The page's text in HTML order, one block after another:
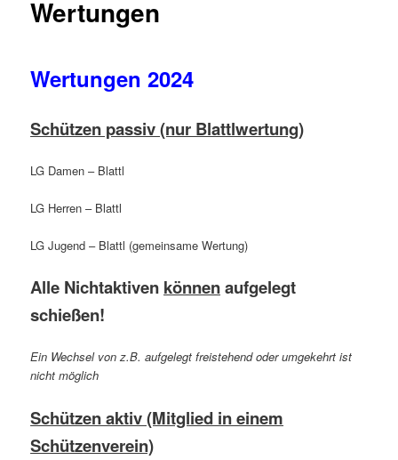
Wertungen
Wertungen 2024
Schützen passiv(nur Blattlwertung)
LG Damen – Blattl
LG Herren – Blattl
LG Jugend – Blattl (gemeinsame Wertung)
Alle Nichtaktiven könnenaufgelegt
schießen!
Ein Wechsel von z.B. aufgelegt freistehend oder umgekehrt ist
nicht möglich
Schützen aktiv (Mitglied in einem
Schützenverein)